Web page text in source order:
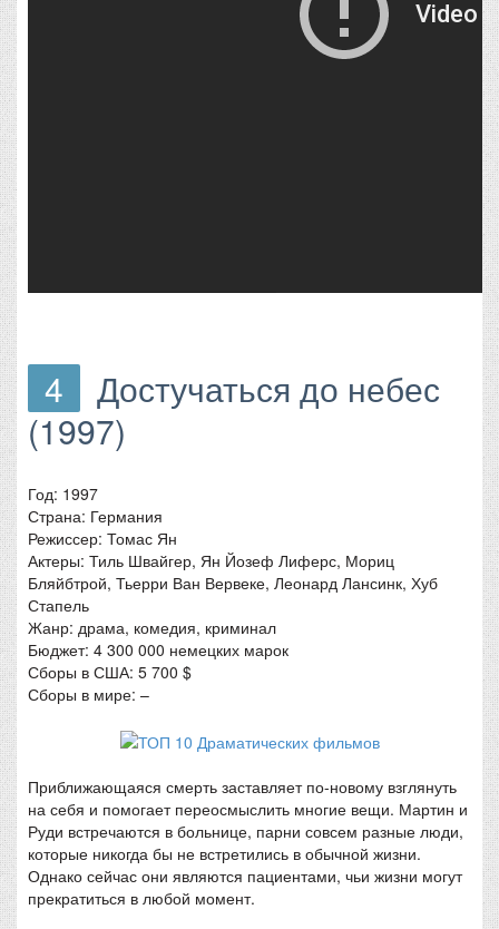
4
Достучаться до небес
(1997)
Год: 1997
Страна: Германия
Режиссер: Томас Ян
Актеры: Тиль Швайгер, Ян Йозеф Лиферс, Мориц
Бляйбтрой, Тьерри Ван Вервеке, Леонард Лансинк, Хуб
Стапель
Жанр: драма, комедия, криминал
Бюджет: 4 300 000 немецких марок
Сборы в США: 5 700 $
Сборы в мире: –
Приближающаяся смерть заставляет по-новому взглянуть
на себя и помогает переосмыслить многие вещи. Мартин и
Руди встречаются в больнице, парни совсем разные люди,
которые никогда бы не встретились в обычной жизни.
Однако сейчас они являются пациентами, чьи жизни могут
прекратиться в любой момент.